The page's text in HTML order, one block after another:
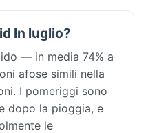
In luglio?
— in media 74% a
afose simili nella
I pomeriggi sono
dopo la pioggia, e
le